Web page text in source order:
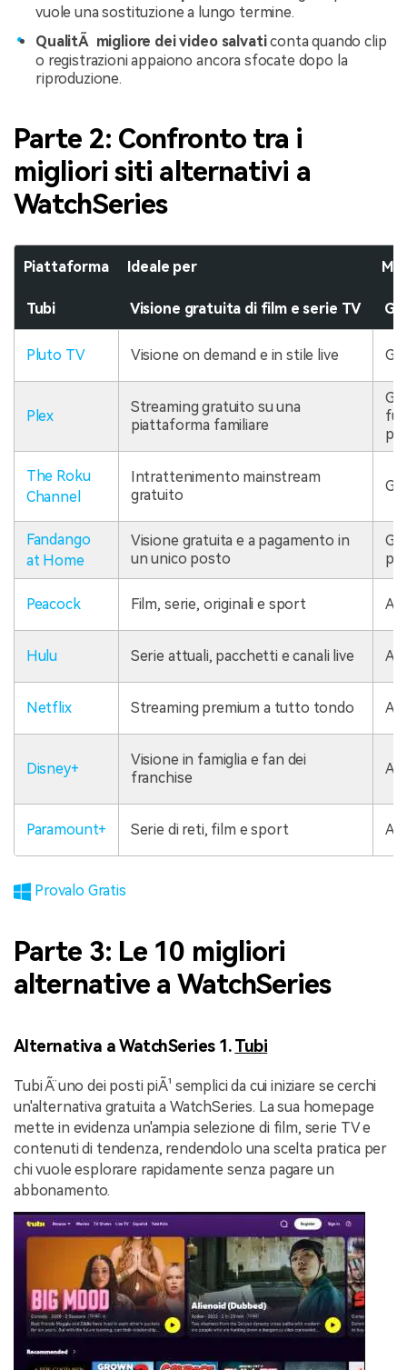
vuole una sostituzione a lungo termine.
QualitÃ migliore dei video salvaticonta quando clip
o registrazioni appaiono ancora sfocate dopo la
riproduzione.
Parte 2: Confronto tra i
migliori siti alternativi a
WatchSeries
Piattaforma Ideale per
Tubi Visione gratuita di film e serie TV
Pluto TV Visione on demand e in stile live
Plex
Streaming gratuito su una
piattaforma familiare
The Roku
Channel
Intrattenimento mainstream
gratuito
Fandango
at Home
Visione gratuita e a pagamento in
un unico posto
Peacock Film, serie, originali e sport A
Hulu Serie attuali, pacchetti e canali live A
Netflix Streaming premium a tutto tondo A
Disney+
Visione in famiglia e fan dei
franchise
A
Paramount+ Serie di reti, film e sport A
Provalo Gratis
Parte 3: Le 10 migliori
alternative a WatchSeries
Alternativa a WatchSeries 1.Tubi
Tubi Ã¨ uno dei posti piÃ¹ semplici da cui iniziare se cerchi
un'alternativa gratuita a WatchSeries. La sua homepage
mette in evidenza un'ampia selezione di film, serie TV e
contenuti di tendenza, rendendolo una scelta pratica per
chi vuole esplorare rapidamente senza pagare un
abbonamento.